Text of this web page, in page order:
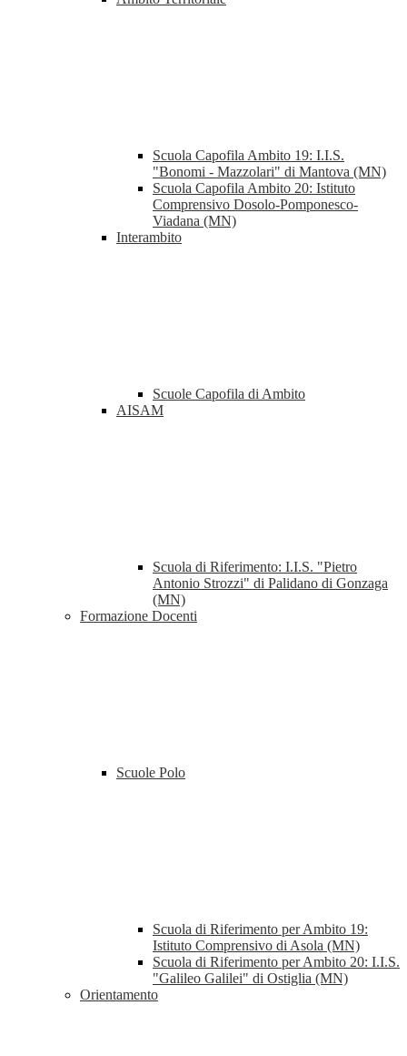
Scuola Capofila Ambito 19: I.I.S.
"Bonomi - Mazzolari" di Mantova (MN)
Scuola Capofila Ambito 20: Istituto
Comprensivo Dosolo-Pomponesco-
Viadana (MN)
Interambito
Scuole Capofila di Ambito
AISAM
Scuola di Riferimento: I.I.S. "Pietro
Antonio Strozzi" di Palidano di Gonzaga
(MN)
Formazione Docenti
Scuole Polo
Scuola di Riferimento per Ambito 19:
Istituto Comprensivo di Asola (MN)
Scuola di Riferimento per Ambito 20: I.I.S.
"Galileo Galilei" di Ostiglia (MN)
Orientamento